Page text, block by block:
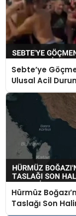
Sebte’ye
Ulusal Acil
Hürmüz
Taslağı Son